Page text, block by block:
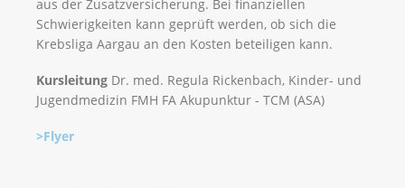
aus der Zusatzversicherung. Bei finanziellen
Schwierigkeiten kann geprüft werden, ob sich die
Krebsliga Aargau an den Kosten beteiligen kann.
Kursleitung Dr. med. Regula Rickenbach, Kinder- und
Jugendmedizin FMH FA Akupunktur - TCM (ASA)
>Flyer